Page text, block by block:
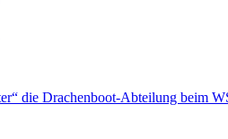
die Drachenboot-Abteilung beim